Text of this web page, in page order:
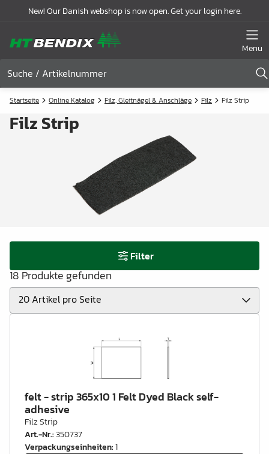
New! Our Danish webshop is now open. Get your login here.
Menu
Startseite Online Katalog Filz, Gleitnägel & Anschläge Filz Filz Strip
Filz Strip
Filter
18 Produkte gefunden
felt - strip 365x10 1 Felt Dyed Black self-
adhesive
Filz Strip
Art.-Nr.:350737
Verpackungseinheiten:1